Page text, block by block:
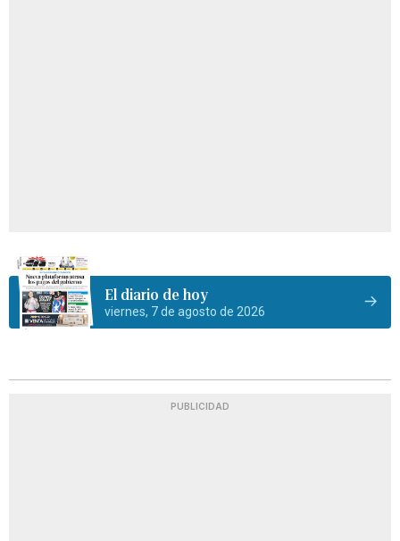
El diario de hoy
viernes, 7 de agosto de 2026
PUBLICIDAD